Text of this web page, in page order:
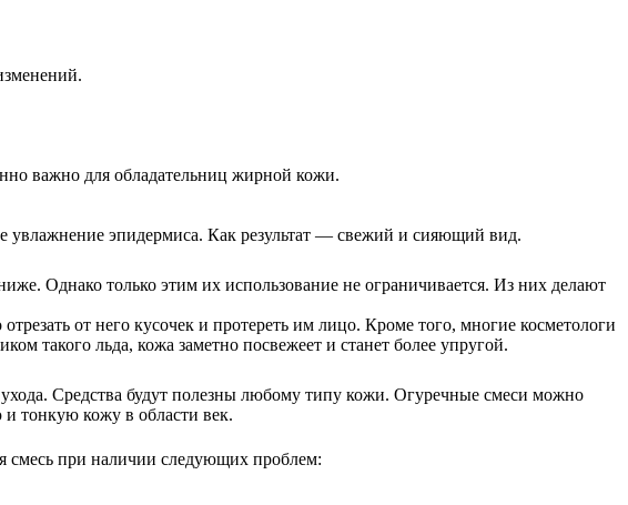
важно для обладательниц жирной кожи.
увлажнение эпидермиса. Как результат — свежий и сияющий вид.
Однако только этим их использование не ограничивается. Из них делают
от него кусочек и протереть им лицо. Кроме того, многие косметологи
такого льда, кожа заметно посвежеет и станет более упругой.
Средства будут полезны любому типу кожи. Огуречные смеси можно
и тонкую кожу в области век.
смесь при наличии следующих проблем: